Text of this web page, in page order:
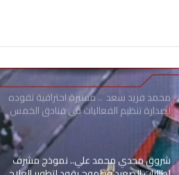
محمد فريد سعد .. مسيرة احترافية تقوده
لصدارة تنظيم الفعاليات في فنادق الخمس
نجوم
شروق مجدي محمد علي.. نموذج مشرف